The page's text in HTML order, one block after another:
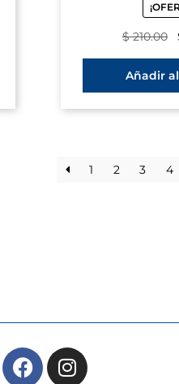
$210.00
Añadir
1 2 3 4